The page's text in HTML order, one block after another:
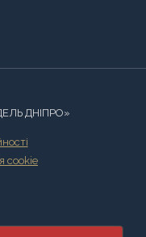
ДНІПРО»
cookie